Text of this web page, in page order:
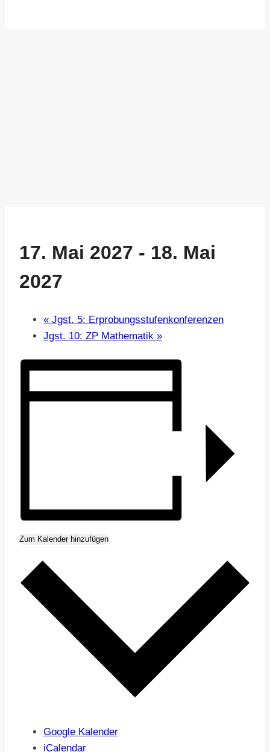
17. Mai 2027 - 18. Mai
2027
« Jgst. 5: Erprobungsstufenkonferenzen
Jgst. 10: ZP Mathematik »
Zum Kalender hinzufügen
Google Kalender
iCalendar